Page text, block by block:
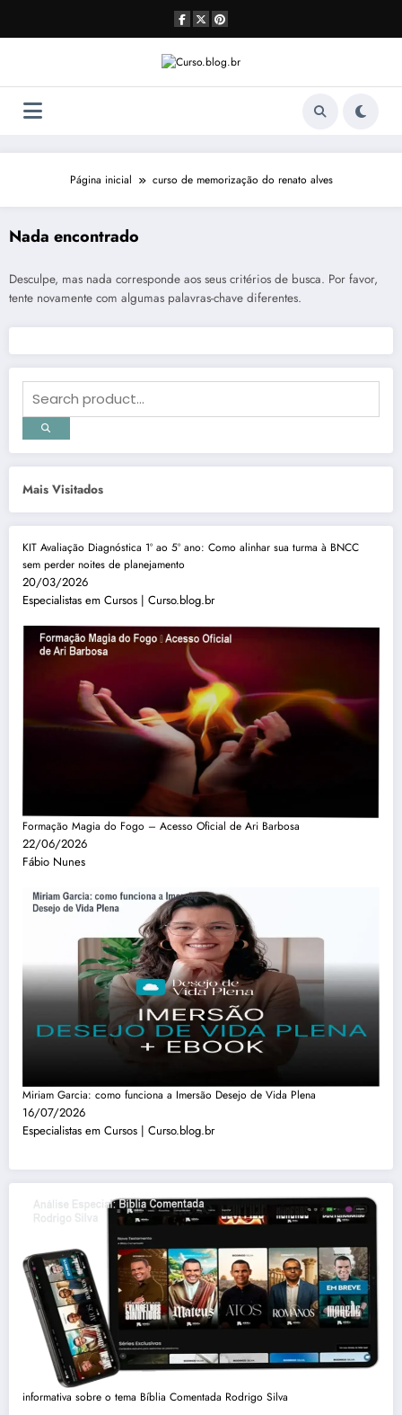
o
Página inicial curso de memorização do renato alves
Nada encontrado
Desculpe, mas nada corresponde aos seus critérios de busca. Por favor,
tente novamente com algumas palavras-chave diferentes.
Mais Visitados
KIT Avaliação Diagnóstica 1º ao 5º ano: Como alinhar sua turma à BNCC
sem perder noites de planejamento
20/03/2026
Especialistas em Cursos | Curso.blog.br
Formação Magia do Fogo – Acesso Oficial de Ari Barbosa
22/06/2026
Fábio Nunes
Miriam Garcia: como funciona a Imersão Desejo de Vida Plena
16/07/2026
Especialistas em Cursos | Curso.blog.br
informativa sobre o tema Bíblia Comentada Rodrigo Silva